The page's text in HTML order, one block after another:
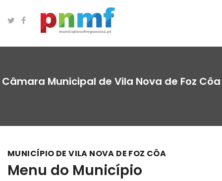
Câmara Municipal de Vila Nova de Foz Côa
MUNICÍPIO DE VILA NOVA DE FOZ CÔA
Menu do Município